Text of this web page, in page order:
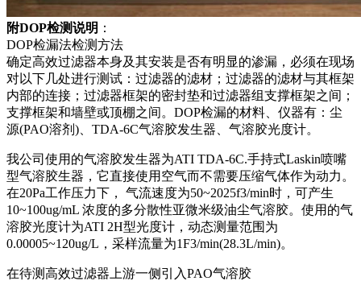
附DOP检测说明 ：
DOP检漏法检测方法
确定高效过滤器本身及其安装是否有明显的渗漏，必须在现场
对以下几处进行测试：过滤器的滤材；过滤器的滤材与其框架
内部的连接；过滤器框架的密封垫和过滤器组支撑框架之间；
支撑框架和墙壁或顶棚之间。DOP检漏的材料、仪器有：尘
源(PAO溶剂)、TDA-6C气溶胶发生器、气溶胶光度计。
我公司使用的气溶胶发生器为ATI TDA-6C.手持式Laskin喷嘴
型气溶胶生器，它直接使用空气而不需要压缩气体作为动力。
在20Pa工作压力下， 气流速度为50~2025f3/min时，可产生
10~100ug/mL 浓度的多分散性亚微米级油尘气溶胶。使用的气
溶胶光度计为ATI 2H型光度计，动态测量范围为
0.00005~120ug/L，采样流量为1F3/min(28.3L/min)。
在待测高效过滤器上游一侧引入PAO气溶胶